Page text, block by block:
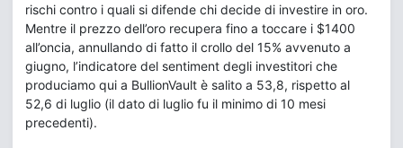
rischi contro i quali si difende chi decide di investire in oro.
Mentre il prezzo dell’oro recupera fino a toccare i $1400
all’oncia, annullando di fatto il crollo del 15% avvenuto a
giugno, l’indicatore del sentiment degli investitori che
produciamo qui a BullionVault è salito a 53,8, rispetto al
52,6 di luglio (il dato di luglio fu il minimo di 10 mesi
precedenti).